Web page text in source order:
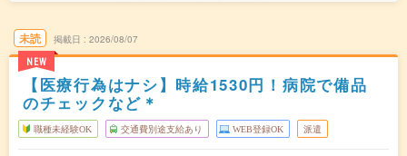
未読
NEW
掲載日 2026/08/07
【医療行為はナシ】時給1530円！病院で備品
のチェックなど＊
職種未経験OK 交通費別途支給あり WEB登録OK 派遣